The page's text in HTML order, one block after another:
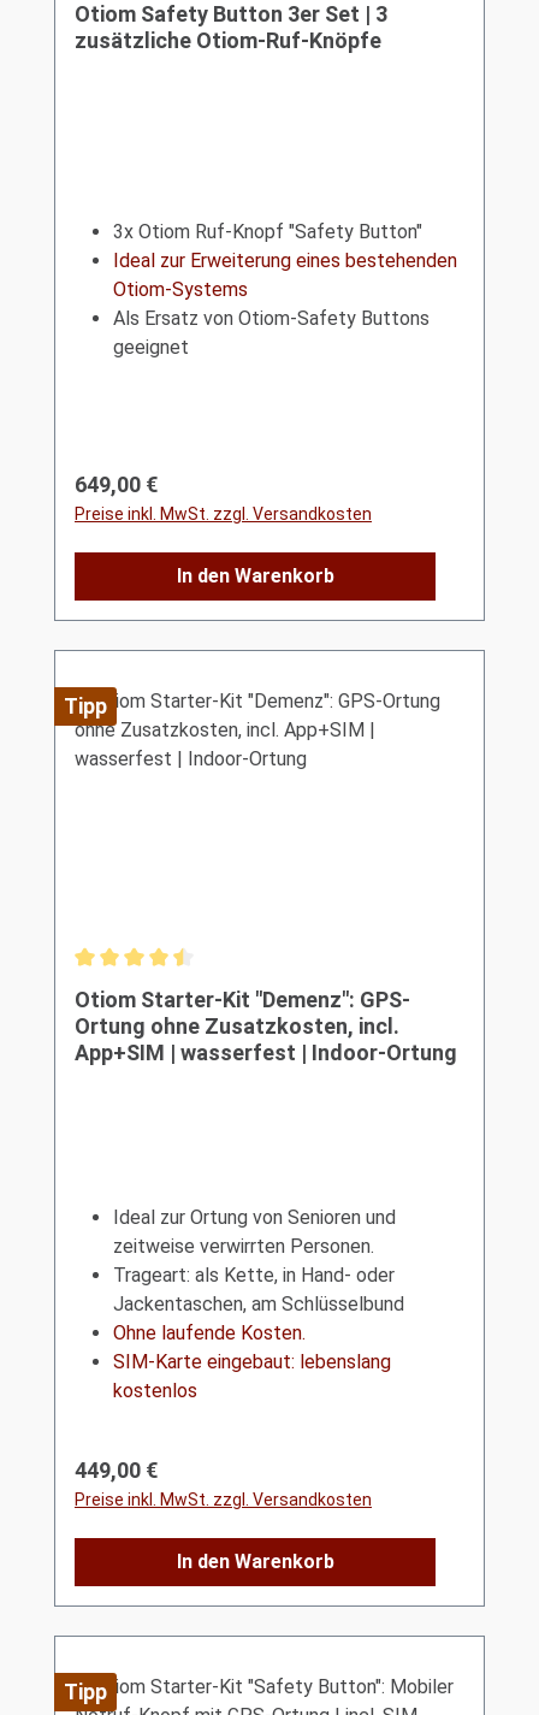
Otiom Safety Button 3er Set | 3
zusätzliche Otiom-Ruf-Knöpfe
3x Otiom Ruf-Knopf "Safety Button"
Ideal zur Erweiterung eines bestehenden
Otiom-Systems
Als Ersatz von Otiom-Safety Buttons
geeignet
Regulärer Preis:
649,00 €
Preise inkl. MwSt. zzgl. Versandkosten
In den Warenkorb
Tipp
Durchschnittliche Bewertung von 4.5 von 5 Sternen
Otiom Starter-Kit "Demenz": GPS-
Ortung ohne Zusatzkosten, incl.
App+SIM | wasserfest | Indoor-Ortung
Ideal zur Ortung von Senioren und
zeitweise verwirrten Personen.
Trageart: als Kette, in Hand- oder
Jackentaschen, am Schlüsselbund
Ohne laufende Kosten.
SIM-Karte eingebaut: lebenslang
kostenlos
Regulärer Preis:
449,00 €
Preise inkl. MwSt. zzgl. Versandkosten
In den Warenkorb
Tipp